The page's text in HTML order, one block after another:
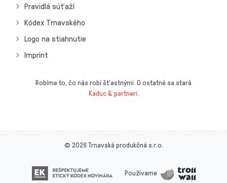
Pravidlá súťaží
Kódex Trnavského
Logo na stiahnutie
Imprint
Robíme to, čo nás robí šťastnými. O ostatné sa stará
Kaduc & partneri.
© 2026 Trnavská produkčná s.r.o.
Používame